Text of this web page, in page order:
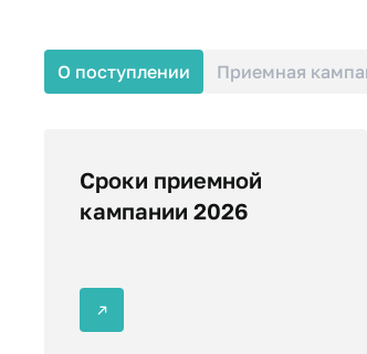
О поступлении Приемная
Сроки приемной
кампании 2026